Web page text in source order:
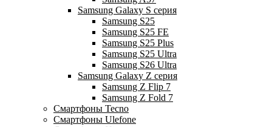
Samsung Galaxy S серия
Samsung S25
Samsung S25 FE
Samsung S25 Plus
Samsung S25 Ultra
Samsung S26 Ultra
Samsung Galaxy Z серия
Samsung Z Flip 7
Samsung Z Fold 7
Смартфоны Tecno
Смартфоны Ulefone